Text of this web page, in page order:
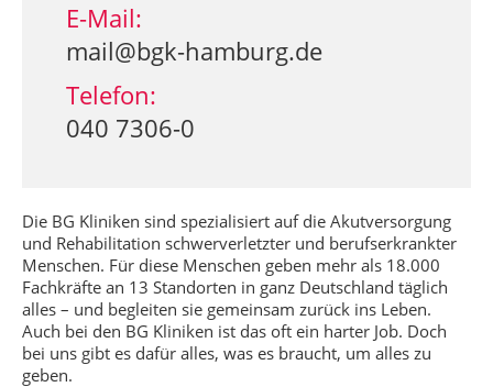
Die BG Kliniken sind spezialisiert auf die Akutversorgung
und Rehabilitation schwerverletzter und berufserkrankter
Menschen. Für diese Menschen geben mehr als 18.000
Fachkräfte an 13 Standorten in ganz Deutschland täglich
alles – und begleiten sie gemeinsam zurück ins Leben.
Auch bei den BG Kliniken ist das oft ein harter Job. Doch
bei uns gibt es dafür alles, was es braucht, um alles zu
geben.
E-Mail:
mail@bgk-hamburg.de
Telefon:
040 7306-0